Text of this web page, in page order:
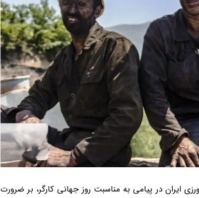
ایران در پیامی به مناسبت روز جهانی کارگر، بر ضرورت